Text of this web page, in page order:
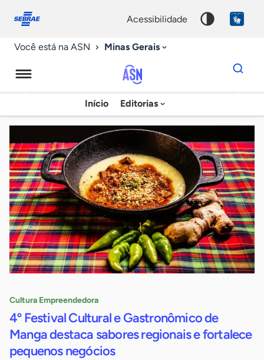
conosco
acessibilidade
Você está na ASN Minas Gerais
Agência
Sebrae
de
Notícias
Início Editorias
Dados
para
chave
Cultura Empreendedora
4º Festival Cultural e Gastronômico de
Manga destaca sabores regionais e fortalece
pequenos negócios